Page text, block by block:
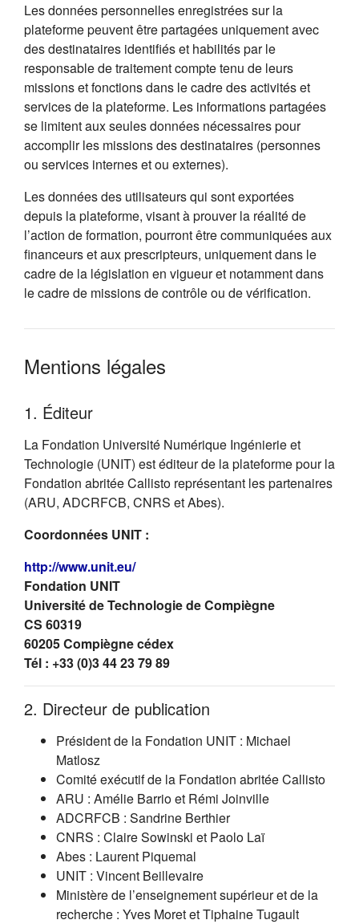
Les données personnelles enregistrées sur la
plateforme peuvent être partagées uniquement avec
des destinataires identifiés et habilités par le
responsable de traitement compte tenu de leurs
missions et fonctions dans le cadre des activités et
services de la plateforme. Les informations partagées
se limitent aux seules données nécessaires pour
accomplir les missions des destinataires (personnes
ou services internes et ou externes).
Les données des utilisateurs qui sont exportées
depuis la plateforme, visant à prouver la réalité de
l’action de formation, pourront être communiquées aux
financeurs et aux prescripteurs, uniquement dans le
cadre de la législation en vigueur et notamment dans
le cadre de missions de contrôle ou de vérification.
Mentions légales
1. Éditeur
La Fondation Université Numérique Ingénierie et
Technologie (UNIT) est éditeur de la plateforme pour la
Fondation abritée Callisto représentant les partenaires
(ARU, ADCRFCB, CNRS et Abes).
Coordonnées UNIT :
http://www.unit.eu/(s'ouvre dans un nouvel onglet)
Fondation UNIT
Université de Technologie de Compiègne
CS 60319
60205 Compiègne cédex
Tél : +33 (0)3 44 23 79 89
2. Directeur de publication
Président de la Fondation UNIT : Michael
Matlosz
Comité exécutif de la Fondation abritée Callisto
ARU : Amélie Barrio et Rémi Joinville
ADCRFCB : Sandrine Berthier
CNRS : Claire Sowinski et Paolo Laï
Abes : Laurent Piquemal
UNIT : Vincent Beillevaire
Ministère de l’enseignement supérieur et de la
recherche : Yves Moret et Tiphaine Tugault